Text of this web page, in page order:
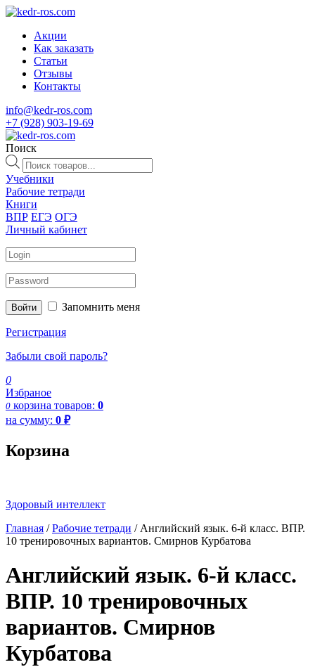
Акции
Как заказать
Статьи
Отзывы
Контакты
info@kedr-ros.com
+7 (928) 903-19-69
Поиск
Поиск
товаров
Учебники
Рабочие тетради
Книги
ВПР ЕГЭ ОГЭ
Личный кабинет
Войти Запомнить меня
Регистрация
Забыли свой пароль?
0
Избраное
0 корзина товаров: 0
на сумму: 0 ₽
Корзина
Здоровый интеллект
Главная /Рабочие тетради / Английский язык. 6-й класс. ВПР.
10 тренировочных вариантов. Смирнов Курбатова
Английский язык. 6-й класс.
ВПР. 10 тренировочных
вариантов. Смирнов
Курбатова